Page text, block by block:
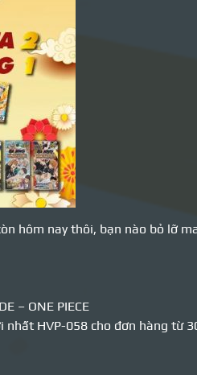
hôm nay thôi, bạn nào bỏ lỡ
– ONE PIECE
nhất HVP-058 cho đơn hàng từ